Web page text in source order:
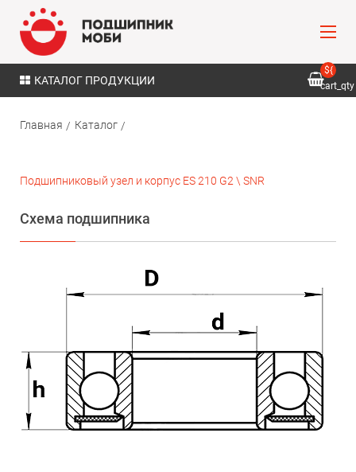
КАТАЛОГ ПРОДУКЦИИ
${
cart_qty
Главная Каталог
Подшипниковый узел и корпус ES 210 G2 \ SNR
Схема подшипника